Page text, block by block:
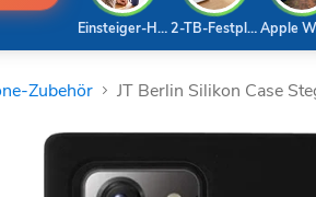
Apple
2-TB-Festplatte
Einsteiger-Handy
Zubehör JT Berlin Silikon Case